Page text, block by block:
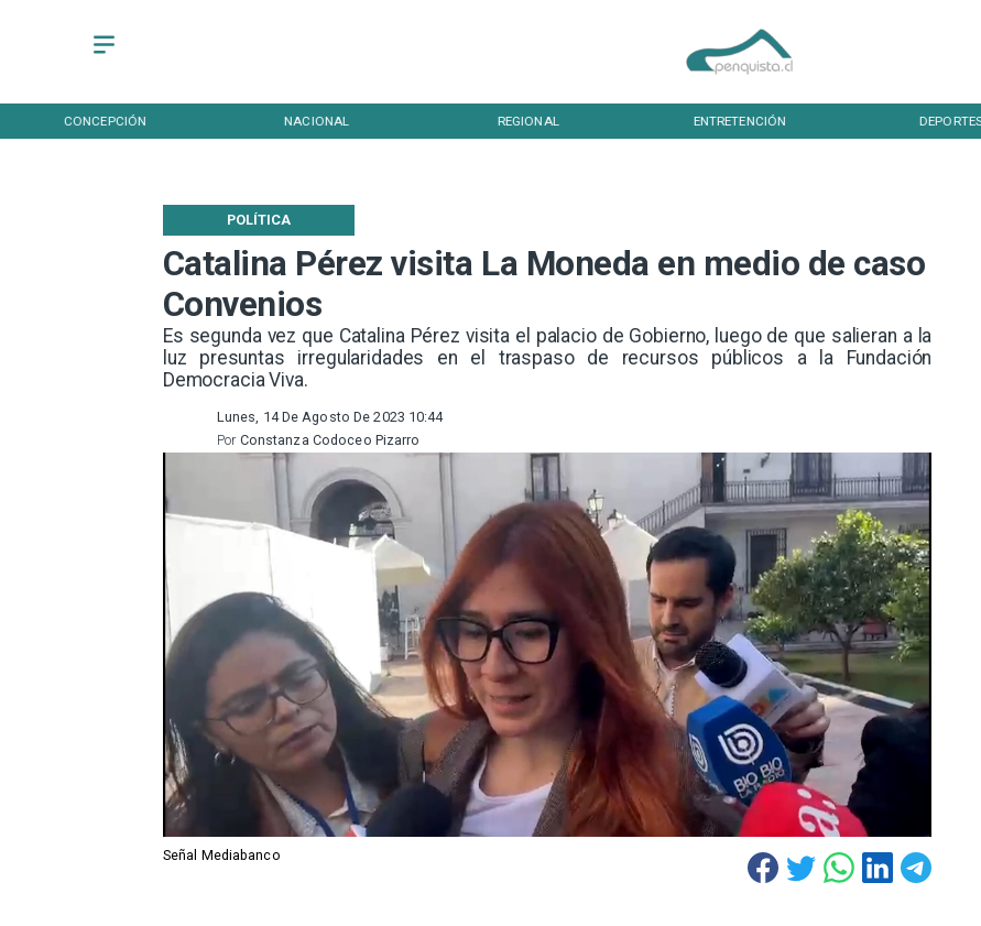
NACIONAL REGIONAL ENTRETENCIÓN DEPORTES CULTURA
Catalina Pérez visita La Moneda en medio de caso
Convenios
Es segunda vez que Catalina Pérez visita el palacio de Gobierno, luego de que salieran a la
luz presuntas irregularidades en el traspaso de recursos públicos a la Fundación
Democracia Viva.
POLÍTICA
Lunes, 14 De Agosto De 2023 10:44
Constanza Codoceo Pizarro
Por
Señal Mediabanco